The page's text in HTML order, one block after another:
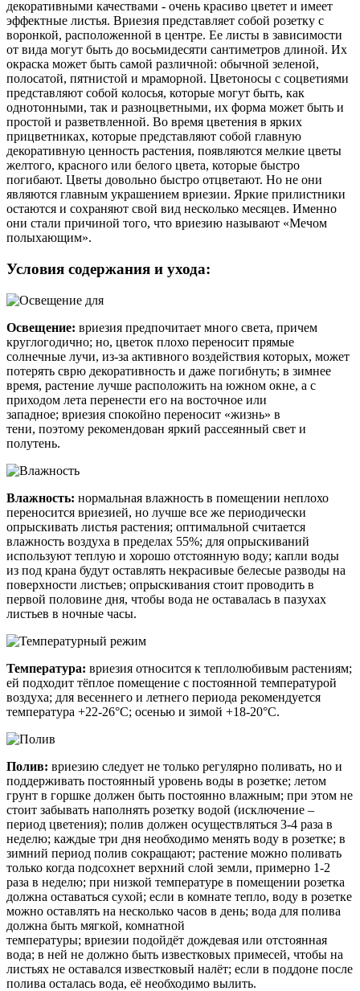
декоративными качествами - очень красиво цветет и имеет
эффектные листья. Вриезия представляет собой розетку с
воронкой, расположенной в центре. Ее листы в зависимости
от вида могут быть до восьмидесяти сантиметров длиной. Их
окраска может быть самой различной: обычной зеленой,
полосатой, пятнистой и мраморной. Цветоносы с соцветиями
представляют собой колосья, которые могут быть, как
однотонными, так и разноцветными, их форма может быть и
простой и разветвленной. Во время цветения в ярких
прицветниках, которые представляют собой главную
декоративную ценность растения, появляются мелкие цветы
желтого, красного или белого цвета, которые быстро
погибают. Цветы довольно быстро отцветают. Но не они
являются главным украшением вриезии. Яркие прилистники
остаются и сохраняют свой вид несколько месяцев. Именно
они стали причиной того, что вриезию называют «Мечом
полыхающим».
Условия содержания и ухода:
Освещение: вриезия предпочитает много света, причем
круглогодично; но, цветок плохо переносит прямые
солнечные лучи, из-за активного воздействия которых, может
потерять сврю декоративность и даже погибнуть; в зимнее
время, растение лучше расположить на южном окне, а с
приходом лета перенести его на восточное или
западное; вриезия спокойно переносит «жизнь» в
тени, поэтому рекомендован яркий рассеянный свет и
полутень.
Влажность: нормальная влажность в помещении неплохо
переносится вриезией, но лучше все же периодически
опрыскивать листья растения; оптимальной считается
влажность воздуха в пределах 55%; для опрыскиваний
используют теплую и хорошо отстоянную воду; капли воды
из под крана будут оставлять некрасивые белесые разводы на
поверхности листьев; опрыскивания стоит проводить в
первой половине дня, чтобы вода не оставалась в пазухах
листьев в ночные часы.
Температура: вриезия относится к теплолюбивым растениям;
ей подходит тёплое помещение с постоянной температурой
воздуха; для весеннего и летнего периода рекомендуется
температура +22-26°С; осенью и зимой +18-20°С.
Полив: вриезию следует не только регулярно поливать, но и
поддерживать постоянный уровень воды в розетке; летом
грунт в горшке должен быть постоянно влажным; при этом не
стоит забывать наполнять розетку водой (исключение –
период цветения); полив должен осуществляться 3-4 раза в
неделю; каждые три дня необходимо менять воду в розетке; в
зимний период полив сокращают; растение можно поливать
только когда подсохнет верхний слой земли, примерно 1-2
раза в неделю; при низкой температуре в помещении розетка
должна оставаться сухой; если в комнате тепло, воду в розетке
можно оставлять на несколько часов в день; вода для полива
должна быть мягкой, комнатной
температуры; вриезии подойдёт дождевая или отстоянная
вода; в ней не должно быть известковых примесей, чтобы на
листьях не оставался известковый налёт; если в поддоне после
полива осталась вода, её необходимо вылить.